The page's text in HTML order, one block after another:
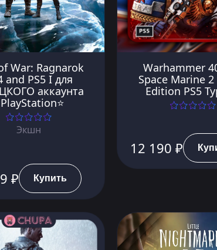
War: Ragnarok
and PS5 I для
аккаунта
Экшн
₽ Купить
Warhammer
Space Marine
Edition PS5
12 190 ₽